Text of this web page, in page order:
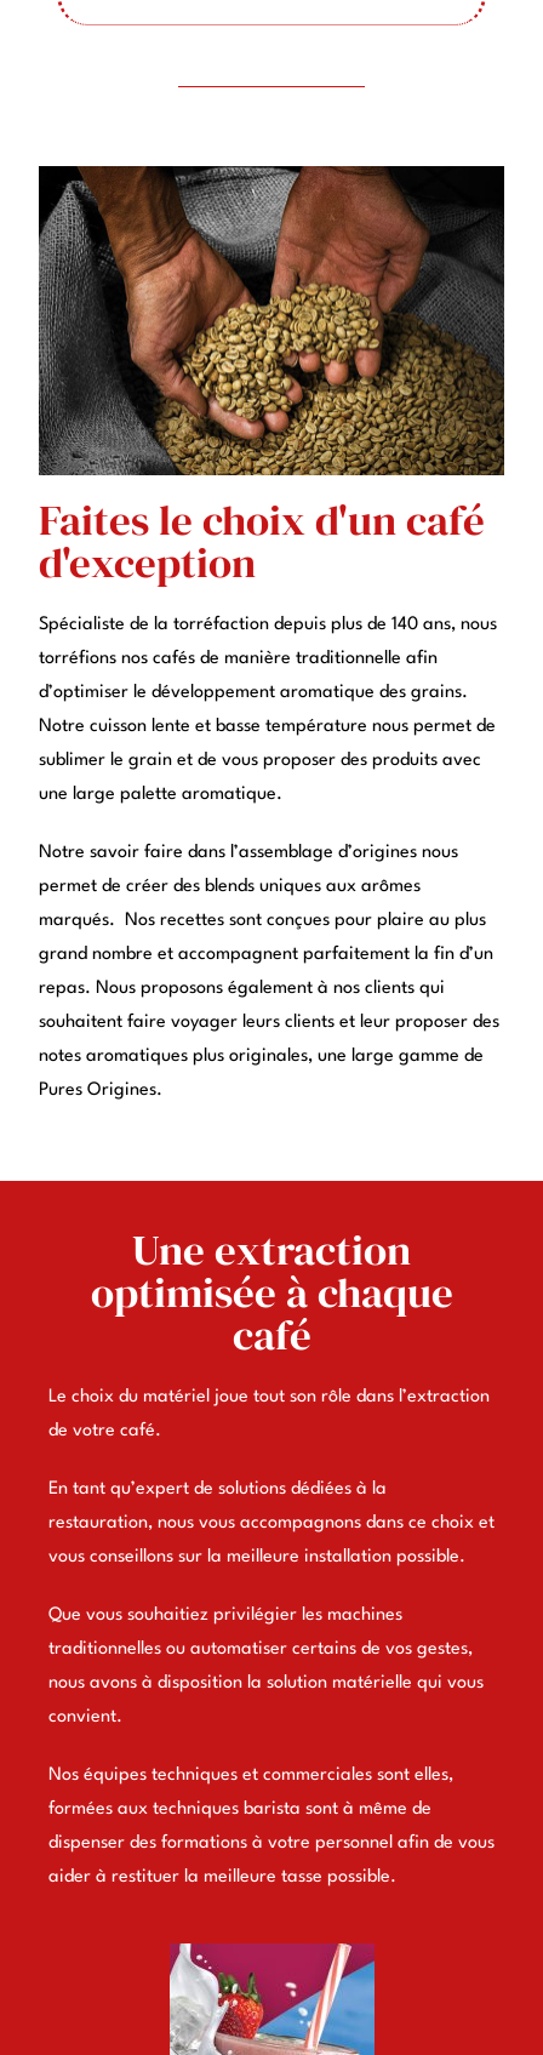
Faites le choix d'un café
d'exception
Spécialiste de la torréfaction depuis plus de 140 ans, nous
torréfions nos cafés de manière traditionnelle afin
d’optimiser le développement aromatique des grains.
Notre cuisson lente et basse température nous permet de
sublimer le grain et de vous proposer des produits avec
une large palette aromatique.
Notre savoir faire dans l’assemblage d’origines nous
permet de créer des blends uniques aux arômes
marqués. Nos recettes sont conçues pour plaire au plus
grand nombre et accompagnent parfaitement la fin d’un
repas. Nous proposons également à nos clients qui
souhaitent faire voyager leurs clients et leur proposer des
notes aromatiques plus originales, une large gamme de
Pures Origines.
Une extraction
optimisée à chaque
café
Le choix du matériel joue tout son rôle dans l’extraction
de votre café.
En tant qu’expert de solutions dédiées à la
restauration, nous vous accompagnons dans ce choix et
vous conseillons sur la meilleure installation possible.
Que vous souhaitiez privilégier les machines
traditionnelles ou automatiser certains de vos gestes,
nous avons à disposition la solution matérielle qui vous
convient.
Nos équipes techniques et commerciales sont elles,
formées aux techniques barista sont à même de
dispenser des formations à votre personnel afin de vous
aider à restituer la meilleure tasse possible.